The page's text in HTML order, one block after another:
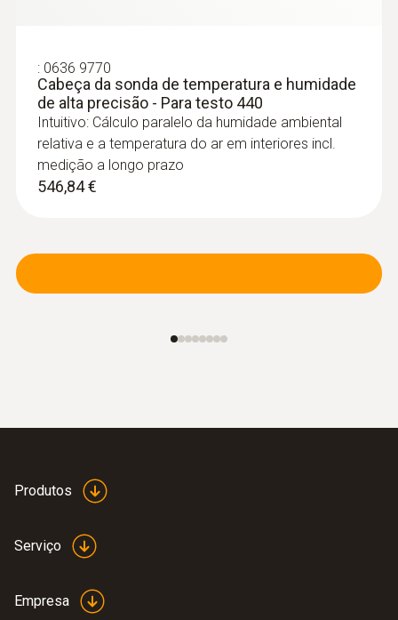
Smart Probe testo 510i - Manómetro de
: 0636 9770
Cabeça da sonda de temperatura e humidade
de alta precisão - Para testo 440
Intuitivo: Cálculo paralelo da humidade ambiental
relativa e a temperatura do ar em interiores incl.
medição a longo prazo
546,84 €
Produtos
Serviço
Empresa